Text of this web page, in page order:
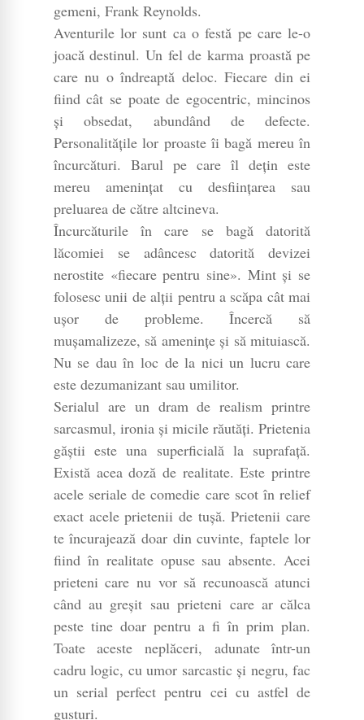
gemeni, Frank Reynolds.
Aventurile lor sunt ca o festă pe care le-o
joacă destinul. Un fel de karma proastă pe
care nu o îndreaptă deloc. Fiecare din ei
fiind cât se poate de egocentric, mincinos
și obsedat, abundând de defecte.
Personalitățile lor proaste îi bagă mereu în
încurcături. Barul pe care îl dețin este
mereu amenințat cu desființarea sau
preluarea de către altcineva.
Încurcăturile în care se bagă datorită
lăcomiei se adâncesc datorită devizei
nerostite «fiecare pentru sine». Mint și se
folosesc unii de alții pentru a scăpa cât mai
ușor de probleme. Încercă să
mușamalizeze, să amenințe și să mituiască.
Nu se dau în loc de la nici un lucru care
este dezumanizant sau umilitor.
Serialul are un dram de realism printre
sarcasmul, ironia și micile răutăți. Prietenia
găștii este una superficială la suprafață.
Există acea doză de realitate. Este printre
acele seriale de comedie care scot în relief
exact acele prietenii de tușă. Prietenii care
te încurajează doar din cuvinte, faptele lor
fiind în realitate opuse sau absente. Acei
prieteni care nu vor să recunoască atunci
când au greșit sau prieteni care ar călca
peste tine doar pentru a fi în prim plan.
Toate aceste neplăceri, adunate într-un
cadru logic, cu umor sarcastic și negru, fac
un serial perfect pentru cei cu astfel de
gusturi.